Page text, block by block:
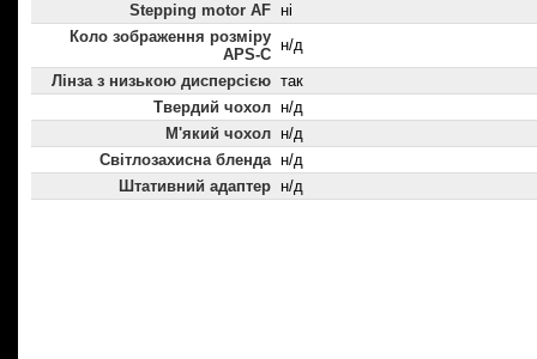
Stepping motor AF ні
Коло зображення розміру
APS-C
н/д
Лінза з низькою дисперсією так
Твердий чохол н/д
М'який чохол н/д
Світлозахисна бленда н/д
Штативний адаптер н/д